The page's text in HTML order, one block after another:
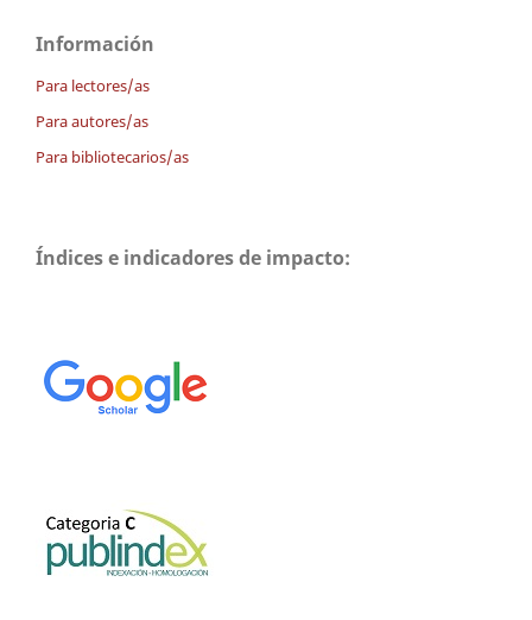
Información
Para lectores/as
Para autores/as
Para bibliotecarios/as
Índices e indicadores de impacto: